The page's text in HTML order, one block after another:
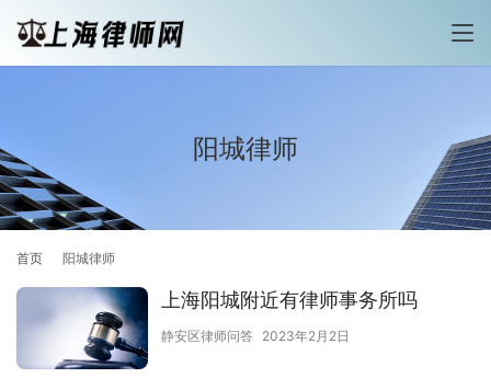
阳城律师
首页 阳城律师
上海阳城附近有律师事务所吗
静安区律师问答 2023年2月2日